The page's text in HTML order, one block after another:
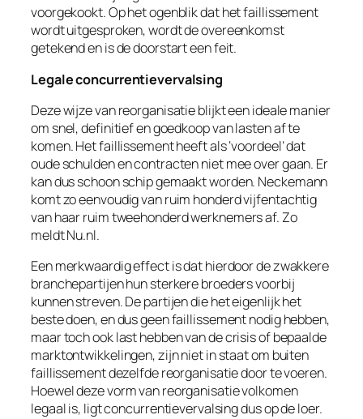
voorgekookt. Op het ogenblik dat het faillissement
wordt uitgesproken, wordt de overeenkomst
getekend en is de doorstart een feit.
Legale concurrentievervalsing
Deze wijze van reorganisatie blijkt een ideale manier
om snel, definitief en goedkoop van lasten af te
komen. Het faillissement heeft als ‘voordeel’ dat
oude schulden en contracten niet mee over gaan. Er
kan dus schoon schip gemaakt worden. Neckemann
komt zo eenvoudig van ruim honderd vijfentachtig
van haar ruim tweehonderd werknemers af. Zo
meldt Nu.nl.
Een merkwaardig effect is dat hierdoor de zwakkere
branchepartijen hun sterkere broeders voorbij
kunnen streven. De partijen die het eigenlijk het
beste doen, en dus geen faillissement nodig hebben,
maar toch ook last hebben van de crisis of bepaalde
marktontwikkelingen, zijn niet in staat om buiten
faillissement dezelfde reorganisatie door te voeren.
Hoewel deze vorm van reorganisatie volkomen
legaal is, ligt concurrentievervalsing dus op de loer.